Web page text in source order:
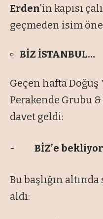
Erden’in kapısı
geçmeden isim
BİZ İSTANBUL…
Geçen hafta
Perakende Grubu &
davet geldi:
- BİZ’e
Bu başlığın
aldı: